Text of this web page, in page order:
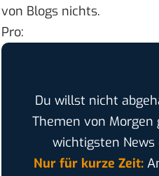
von Blogs nichts.
Pro:
Du willst nicht
Themen von Morgen
wichtigsten News
Nur für kurze Zeit: